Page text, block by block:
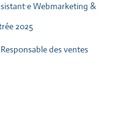
Webmarketing &
2025
des ventes